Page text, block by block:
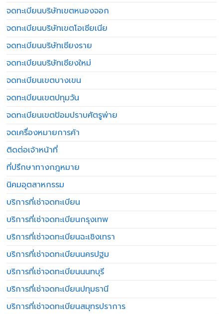
จดทะเบียนบริษัทเขตหนองจอก
จดทะเบียนบริษัทเขตโอเชียเนีย
จดทะเบียนบริษัทเชียงราย
จดทะเบียนบริษัทเชียงใหม่
จดทะเบียนเขตบางเขน
จดทะเบียนเขตปทุมวัน
จดทะเบียนเขตป้อมปราบศัตรูพ่าย
จดเครื่องหมายการค้า
ติดต่อเจ้าหน้าที่
ที่ปรึกษาทางกฎหมาย
นิคมอุตสาหกรรม
บริการที่เช่าจดทะเบียน
บริการที่เช่าจดทะเบียนกรุงเทพ
บริการที่เช่าจดทะเบียนฉะเชิงเทรา
บริการที่เช่าจดทะเบียนนครปฐม
บริการที่เช่าจดทะเบียนนนทบุรี
บริการที่เช่าจดทะเบียนปทุมธานี
บริการที่เช่าจดทะเบียนสมุทรปราการ